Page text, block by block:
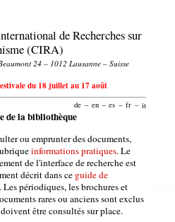
de Recherches sur
(CIRA)
24 – 1012 Lausanne – Suisse
du 18 juillet au 17 août
de – en – es – fr – it
de la bibliothèque
ou emprunter des documents,
informations pratiques. Le
de l'interface de recherche est
décrit dans ce guide de
Les périodiques, les brochures et
rares ou anciens sont exclus
être consultés sur place.